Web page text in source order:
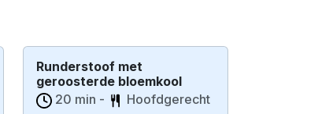
Runderstoof met
geroosterde bloemkool
20 min -
Hoofdgerecht